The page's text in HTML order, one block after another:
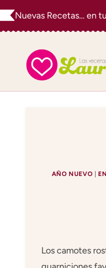
Saltar
al
Nuevas Recetas… en
AÑO NUEVO
Los camotes